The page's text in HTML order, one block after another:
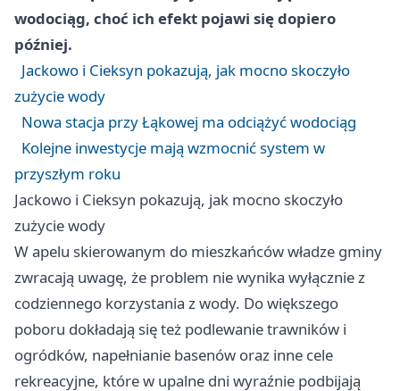
wodociąg, choć ich efekt pojawi się dopiero
później.
Jackowo i Cieksyn pokazują, jak mocno skoczyło
zużycie wody
Nowa stacja przy Łąkowej ma odciążyć wodociąg
Kolejne inwestycje mają wzmocnić system w
przyszłym roku
Jackowo i Cieksyn pokazują, jak mocno skoczyło
zużycie wody
W apelu skierowanym do mieszkańców władze gminy
zwracają uwagę, że problem nie wynika wyłącznie z
codziennego korzystania z wody. Do większego
poboru dokładają się też podlewanie trawników i
ogródków, napełnianie basenów oraz inne cele
rekreacyjne, które w upalne dni wyraźnie podbijają